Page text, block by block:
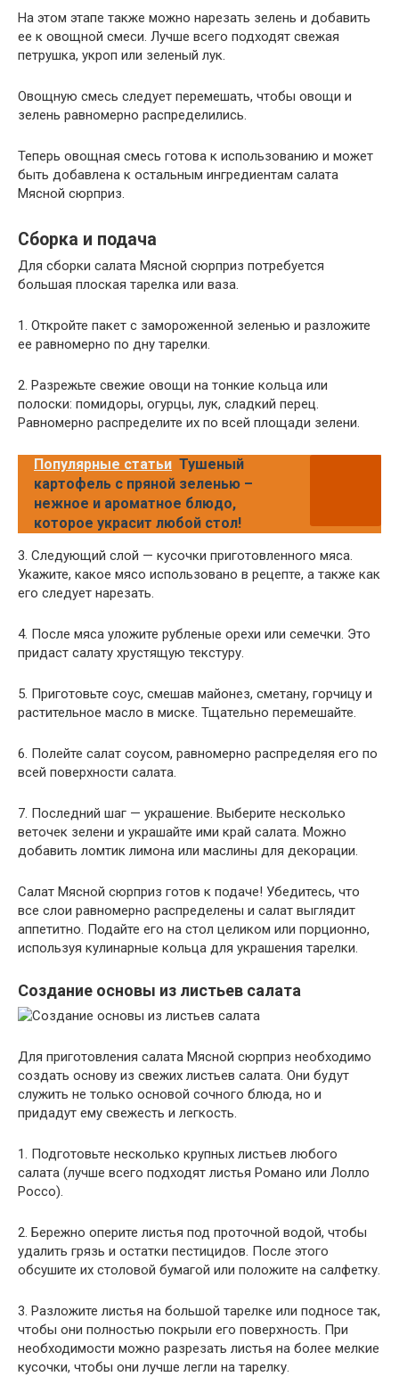
На этом этапе также можно нарезать зелень и добавить
ее к овощной смеси. Лучше всего подходят свежая
петрушка, укроп или зеленый лук.
Овощную смесь следует перемешать, чтобы овощи и
зелень равномерно распределились.
Теперь овощная смесь готова к использованию и может
быть добавлена к остальным ингредиентам салата
Мясной сюрприз.
Сборка и подача
Для сборки салата Мясной сюрприз потребуется
большая плоская тарелка или ваза.
1. Откройте пакет с замороженной зеленью и разложите
ее равномерно по дну тарелки.
2. Разрежьте свежие овощи на тонкие кольца или
полоски: помидоры, огурцы, лук, сладкий перец.
Равномерно распределите их по всей площади зелени.
Популярные статьи Тушеный
картофель с пряной зеленью –
нежное и ароматное блюдо,
которое украсит любой стол!
3. Следующий слой — кусочки приготовленного мяса.
Укажите, какое мясо использовано в рецепте, а также как
его следует нарезать.
4. После мяса уложите рубленые орехи или семечки. Это
придаст салату хрустящую текстуру.
5. Приготовьте соус, смешав майонез, сметану, горчицу и
растительное масло в миске. Тщательно перемешайте.
6. Полейте салат соусом, равномерно распределяя его по
всей поверхности салата.
7. Последний шаг — украшение. Выберите несколько
веточек зелени и украшайте ими край салата. Можно
добавить ломтик лимона или маслины для декорации.
Салат Мясной сюрприз готов к подаче! Убедитесь, что
все слои равномерно распределены и салат выглядит
аппетитно. Подайте его на стол целиком или порционно,
используя кулинарные кольца для украшения тарелки.
Создание основы из листьев салата
Для приготовления салата Мясной сюрприз необходимо
создать основу из свежих листьев салата. Они будут
служить не только основой сочного блюда, но и
придадут ему свежесть и легкость.
1. Подготовьте несколько крупных листьев любого
салата (лучше всего подходят листья Романо или Лолло
Россо).
2. Бережно оперите листья под проточной водой, чтобы
удалить грязь и остатки пестицидов. После этого
обсушите их столовой бумагой или положите на салфетку.
3. Разложите листья на большой тарелке или подносе так,
чтобы они полностью покрыли его поверхность. При
необходимости можно разрезать листья на более мелкие
кусочки, чтобы они лучше легли на тарелку.